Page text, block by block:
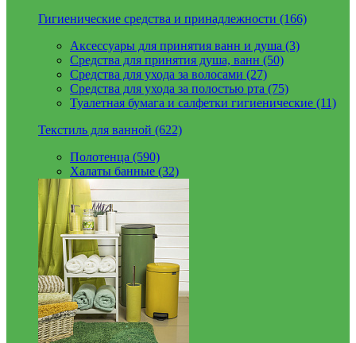
Гигиенические средства и принадлежности (166)
Аксессуары для принятия ванн и душа (3)
Средства для принятия душа, ванн (50)
Средства для ухода за волосами (27)
Средства для ухода за полостью рта (75)
Туалетная бумага и салфетки гигиенические (11)
Текстиль для ванной (622)
Полотенца (590)
Халаты банные (32)